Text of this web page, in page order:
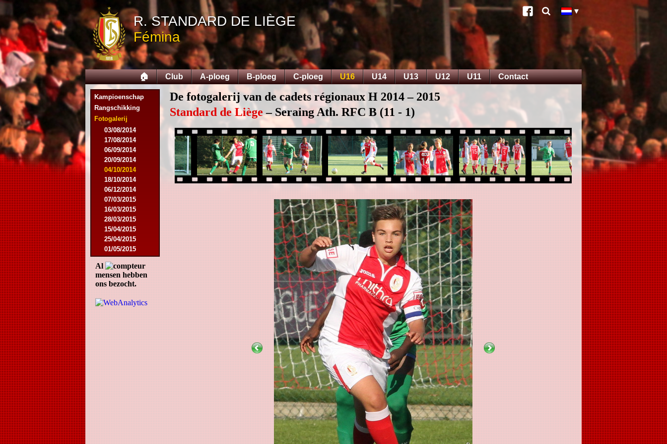
R. STANDARD DE LIÈGE
Fémina
🏠 Club A-ploeg B-ploeg C-ploeg U16 U14 U13 U12 U11 Contact
Kampioenschap
Rangschikking
Fotogalerij
03/08/2014
17/08/2014
06/09/2014
20/09/2014
04/10/2014
18/10/2014
06/12/2014
07/03/2015
16/03/2015
28/03/2015
15/04/2015
25/04/2015
01/05/2015
14/05/2015
17/05/2015
05/09/2015
13/09/2015
19/09/2015
10/10/2015
Al
mensen hebben
ons bezocht.
De fotogalerij van de cadets régionaux H 2014 – 2015
Standard de Liège– Seraing Ath. RFC B (11 - 1)